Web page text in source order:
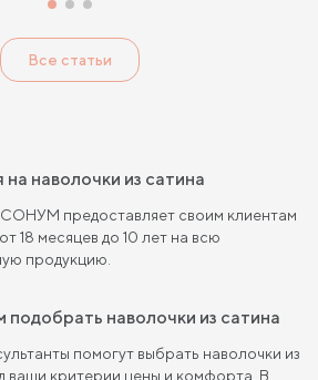
Все статьи
на наволочки из сатина
предоставляет своим клиентам
18 месяцев до 10 лет на всю
продукцию.
подобрать наволочки из сатина
помогут выбрать наволочки из
ваши критерии цены и комфорта. В